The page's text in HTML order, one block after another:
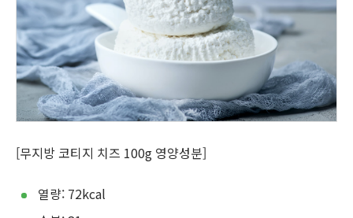
[무지방 코티지 치즈 100g 영양성분]
열량: 72kcal